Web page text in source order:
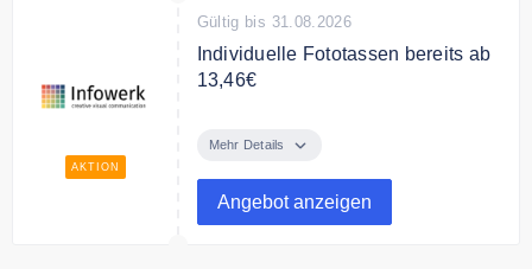
AKTION
Gültig bis 31.08.2026
Individuelle Fototassen bereits ab
13,46€
bereits ab 13,46€ bei Infowerk.
Mehr Details
Angebot anzeigen